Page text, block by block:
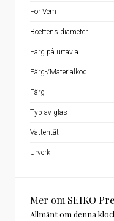
Mer om SEIKO
Allmänt om denna
För Vem
Boettens diameter
Färg på urtavla
Färg-/Materialkod
Färg
Typ av glas
Vattentät
Urverk